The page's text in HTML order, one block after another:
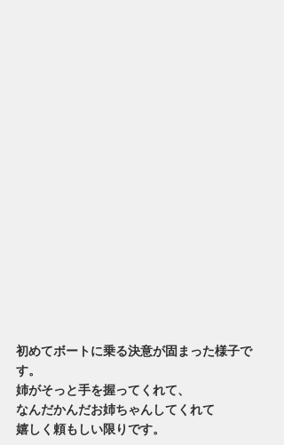
初めてボートに乗る決意が固まった様子で
す。
姉がそっと手を握ってくれて、
なんだかんだお姉ちゃんしてくれて
嬉しく頼もしい限りです。